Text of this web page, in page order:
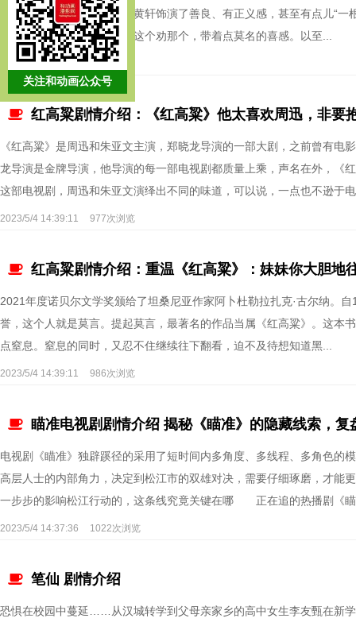
戏在电视剧《红高粱》中，黄轩饰演了善良、有正义感，甚至有点儿“
则一身正气，苦口婆心劝完这个劝那个，带着点莫名的喜感。以至...
2023/5/4 14:39:11 992次浏览
红高粱剧情介绍：《红高粱》他太喜欢周迅，非要
《红高粱》是周迅和朱亚文主演，郑晓龙导演的一部大剧，之前曾有
龙导演是金牌导演，他导演的每一部电视剧都质量上乘，声名在外，《
这部电视剧，周迅和朱亚文演绎出不同的味道，可以说，一点也不逊于
2023/5/4 14:39:11 977次浏览
红高粱剧情介绍：重温《红高粱》：妹妹你大胆地
2021年度诺贝尔文学奖颁给了坦桑尼亚作家阿卜杜勒拉扎克·古尔纳。
誉，这个人就是莫言。提起莫言，最著名的作品当属《红高粱》。这本
点窒息。窒息的同时，又忍不住继续往下翻看，迫不及待想知道黑...
2023/5/4 14:39:11 986次浏览
瞄准电视剧剧情介绍 揭秘《瞄准》的隐藏线索，复
电视剧《瞄准》独辟蹊径的采用了短时间内多角度、多线程、多角色的
高层人士的内部角力，决定到松江市的双雄对决，需要仔细琢磨，才能
一步步的影响松江行动的，这条线究竟关键在哪 正在追的热播剧《
2023/5/4 14:37:36 1022次浏览
笔仙 剧情介绍
恐惧在校园中蔓延……从汉城转学到父母亲家乡的高中女生李友甄在新
关注和动画公众号